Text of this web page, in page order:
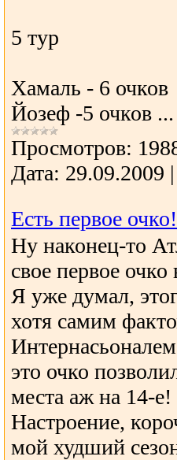
5 тур
Хамаль - 6 очков
Йозеф -5 очков
Просмотров:
Дата: 29.09.2009
Есть первое очко!
Ну наконец-то
свое первое
Я уже думал,
хотя самим
это очко
места аж на 14-е!
Настроение,
мой худший